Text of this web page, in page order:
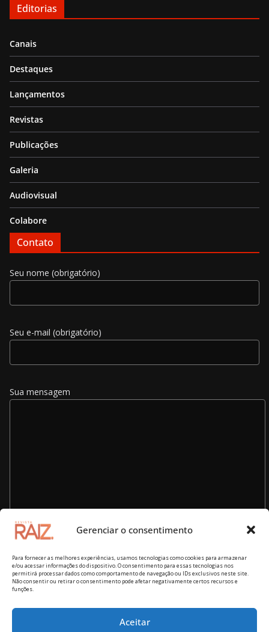
Gerenciar o consentimento
Para fornecer as melhores experiências, usamos tecnologias como cookies para armazenar
e/ou acessar informações do dispositivo. O consentimento para essas tecnologias nos
permitirá processar dados como comportamento de navegação ou IDs exclusivos neste site.
Não consentir ou retirar o consentimento pode afetar negativamente certos recursos e
funções.
Aceitar
Editorias
Canais
Destaques
Lançamentos
Revistas
Publicações
Galeria
Audiovisual
Colabore
Contato
Seu nome (obrigatório)
Seu e-mail (obrigatório)
Sua mensagem